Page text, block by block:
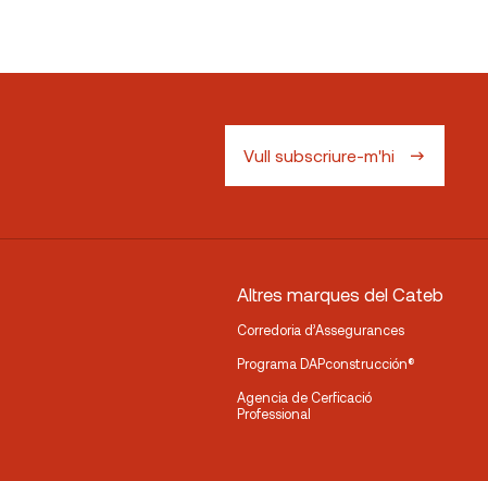
Vull subscriure-m'hi
Altres marques del Cateb
Corredoria d’Assegurances
Programa DAPconstrucción®
Agencia de Cerficació
Professional